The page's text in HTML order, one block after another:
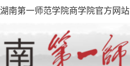
湖南第一师范学院商学院官方网站